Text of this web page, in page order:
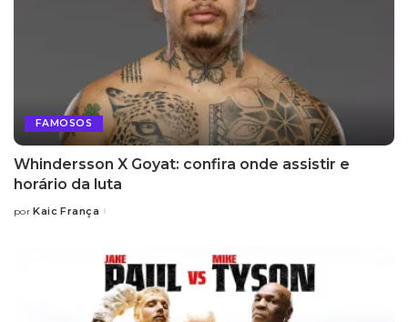
FAMOSOS
Whindersson X Goyat: confira onde assistir e
horário da luta
Posted
por Kaic França